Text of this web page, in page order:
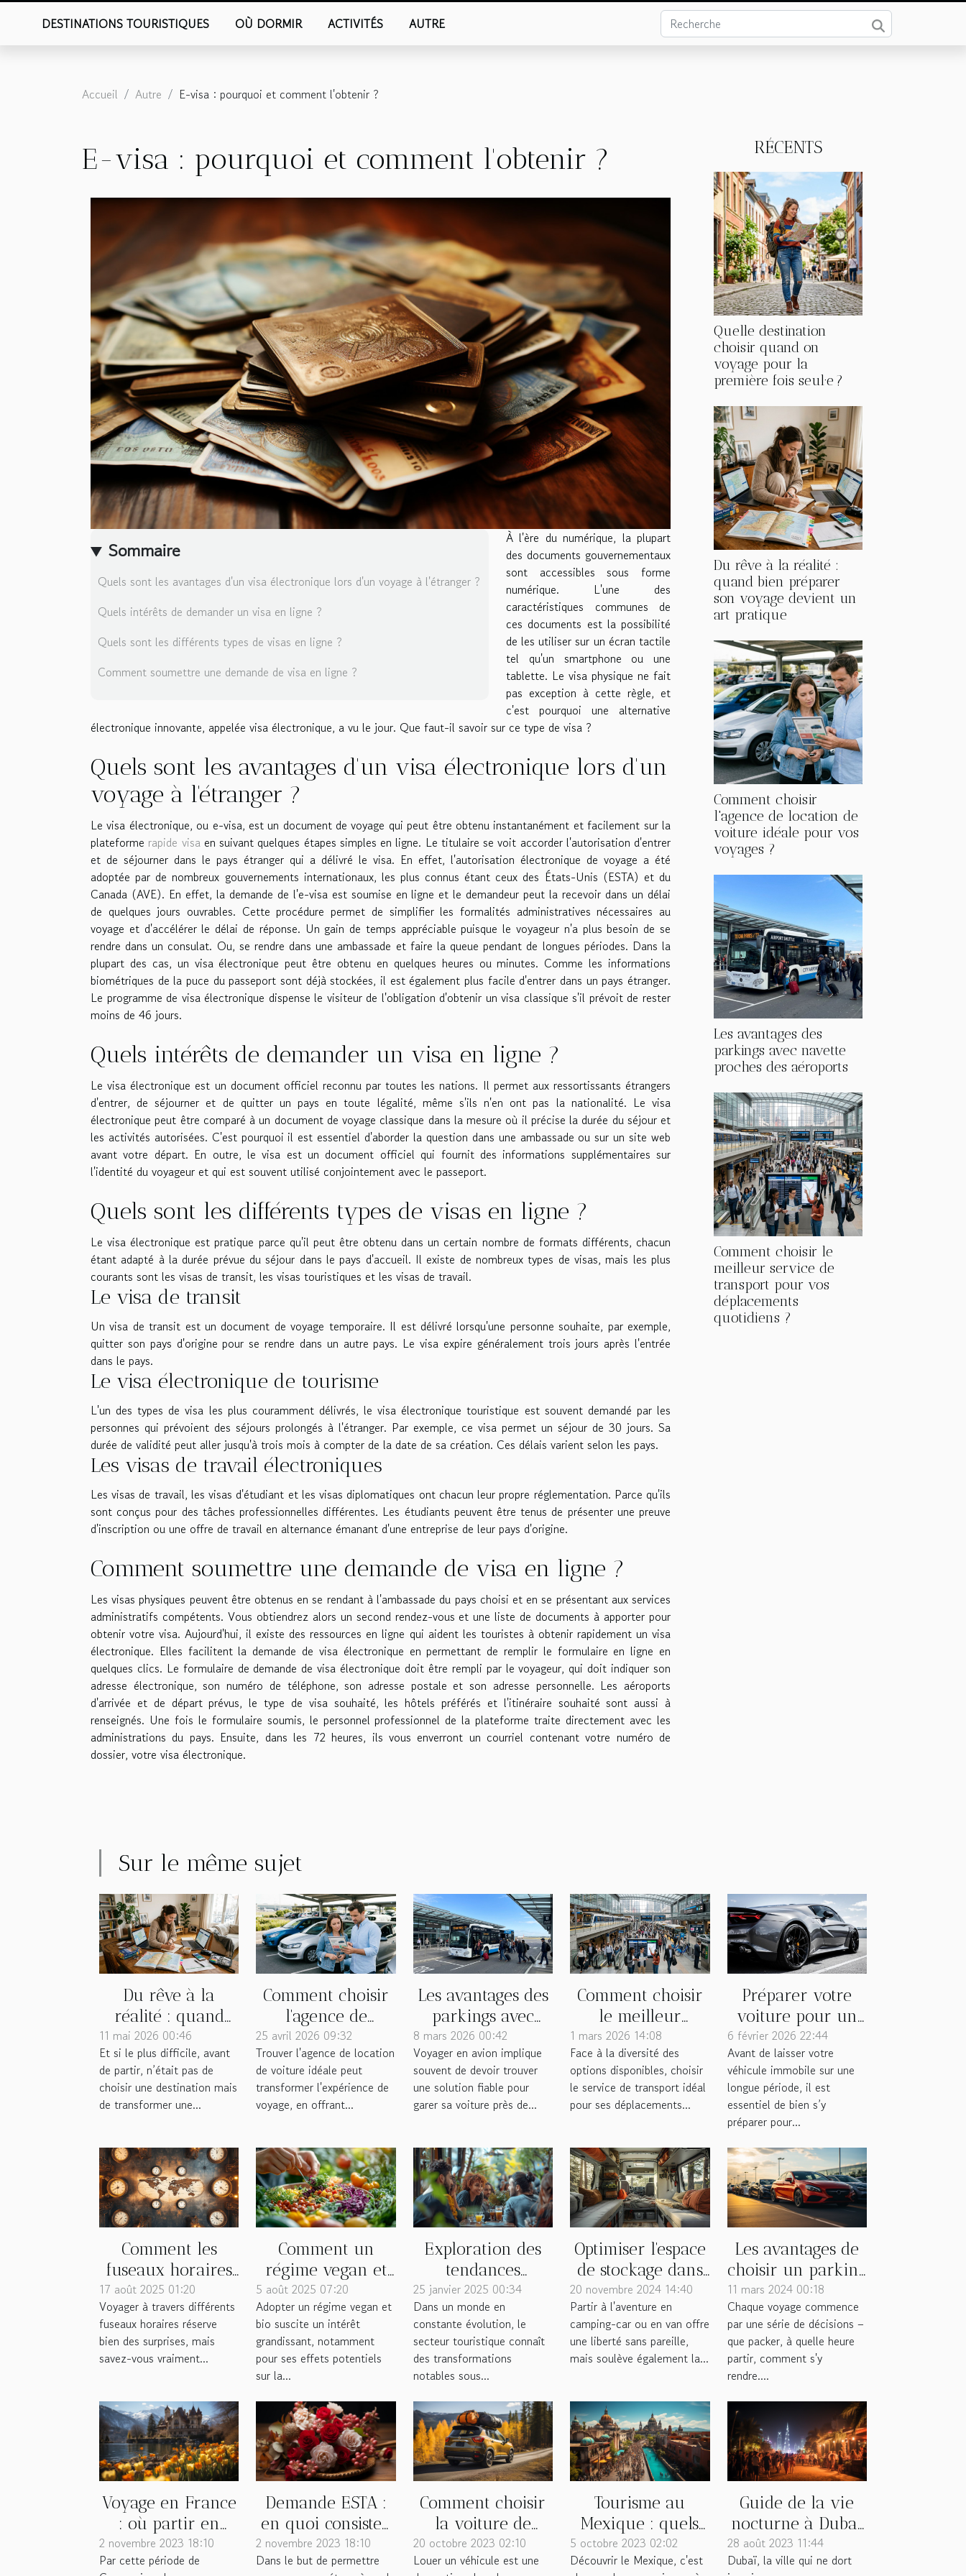
DESTINATIONS TOURISTIQUES OÙ DORMIR ACTIVITÉS AUTRE
Accueil Autre E-visa : pourquoi et comment l'obtenir ?
E-visa : pourquoi et comment l'obtenir ?
Sommaire
Quels sont les avantages d'un visa électronique lors d'un voyage à l'étranger ?
Quels intérêts de demander un visa en ligne ?
Quels sont les différents types de visas en ligne ?
Comment soumettre une demande de visa en ligne ?
À l'ère du numérique, la plupart
des documents gouvernementaux
sont accessibles sous forme
numérique. L'une des
caractéristiques communes de
ces documents est la possibilité
de les utiliser sur un écran tactile
tel qu'un smartphone ou une
tablette. Le visa physique ne fait
pas exception à cette règle, et
c'est pourquoi une alternative
électronique innovante, appelée visa électronique, a vu le jour. Que faut-il savoir sur ce type de visa ?
Quels sont les avantages d'un visa électronique lors d'un
voyage à l'étranger ?
Le visa électronique, ou e-visa, est un document de voyage qui peut être obtenu instantanément et facilement sur la
plateforme rapide visaen suivant quelques étapes simples en ligne. Le titulaire se voit accorder l'autorisation d'entrer
et de séjourner dans le pays étranger qui a délivré le visa. En effet, l'autorisation électronique de voyage a été
adoptée par de nombreux gouvernements internationaux, les plus connus étant ceux des États-Unis (ESTA) et du
Canada (AVE). En effet, la demande de l'e-visa est soumise en ligne et le demandeur peut la recevoir dans un délai
de quelques jours ouvrables. Cette procédure permet de simplifier les formalités administratives nécessaires au
voyage et d'accélérer le délai de réponse. Un gain de temps appréciable puisque le voyageur n'a plus besoin de se
rendre dans un consulat. Ou, se rendre dans une ambassade et faire la queue pendant de longues périodes. Dans la
plupart des cas, un visa électronique peut être obtenu en quelques heures ou minutes. Comme les informations
biométriques de la puce du passeport sont déjà stockées, il est également plus facile d'entrer dans un pays étranger.
Le programme de visa électronique dispense le visiteur de l'obligation d'obtenir un visa classique s'il prévoit de rester
moins de 46 jours.
Quels intérêts de demander un visa en ligne ?
Le visa électronique est un document officiel reconnu par toutes les nations. Il permet aux ressortissants étrangers
d'entrer, de séjourner et de quitter un pays en toute légalité, même s'ils n'en ont pas la nationalité. Le visa
électronique peut être comparé à un document de voyage classique dans la mesure où il précise la durée du séjour et
les activités autorisées. C'est pourquoi il est essentiel d'aborder la question dans une ambassade ou sur un site web
avant votre départ. En outre, le visa est un document officiel qui fournit des informations supplémentaires sur
l'identité du voyageur et qui est souvent utilisé conjointement avec le passeport.
Quels sont les différents types de visas en ligne ?
Le visa électronique est pratique parce qu'il peut être obtenu dans un certain nombre de formats différents, chacun
étant adapté à la durée prévue du séjour dans le pays d'accueil. Il existe de nombreux types de visas, mais les plus
courants sont les visas de transit, les visas touristiques et les visas de travail.
Le visa de transit
Un visa de transit est un document de voyage temporaire. Il est délivré lorsqu'une personne souhaite, par exemple,
quitter son pays d'origine pour se rendre dans un autre pays. Le visa expire généralement trois jours après l'entrée
dans le pays.
Le visa électronique de tourisme
L'un des types de visa les plus couramment délivrés, le visa électronique touristique est souvent demandé par les
personnes qui prévoient des séjours prolongés à l'étranger. Par exemple, ce visa permet un séjour de 30 jours. Sa
durée de validité peut aller jusqu'à trois mois à compter de la date de sa création. Ces délais varient selon les pays.
Les visas de travail électroniques
Les visas de travail, les visas d'étudiant et les visas diplomatiques ont chacun leur propre réglementation. Parce qu'ils
sont conçus pour des tâches professionnelles différentes. Les étudiants peuvent être tenus de présenter une preuve
d'inscription ou une offre de travail en alternance émanant d'une entreprise de leur pays d'origine.
Comment soumettre une demande de visa en ligne ?
Les visas physiques peuvent être obtenus en se rendant à l'ambassade du pays choisi et en se présentant aux services
administratifs compétents. Vous obtiendrez alors un second rendez-vous et une liste de documents à apporter pour
obtenir votre visa. Aujourd'hui, il existe des ressources en ligne qui aident les touristes à obtenir rapidement un visa
électronique. Elles facilitent la demande de visa électronique en permettant de remplir le formulaire en ligne en
quelques clics. Le formulaire de demande de visa électronique doit être rempli par le voyageur, qui doit indiquer son
adresse électronique, son numéro de téléphone, son adresse postale et son adresse personnelle. Les aéroports
d'arrivée et de départ prévus, le type de visa souhaité, les hôtels préférés et l'itinéraire souhaité sont aussi à
renseignés. Une fois le formulaire soumis, le personnel professionnel de la plateforme traite directement avec les
administrations du pays. Ensuite, dans les 72 heures, ils vous enverront un courriel contenant votre numéro de
dossier, votre visa électronique.
RÉCENTS
Quelle destination
choisir quand on
voyage pour la
première fois seul·e ?
Du rêve à la réalité :
quand bien préparer
son voyage devient un
art pratique
Comment choisir
l'agence de location de
voiture idéale pour vos
voyages ?
Les avantages des
parkings avec navette
proches des aéroports
Comment choisir le
meilleur service de
transport pour vos
déplacements
quotidiens ?
Sur le même sujet
Du rêve à la
réalité : quand
bien préparer son
voyage devient
un art pratique
11 mai 2026 00:46
Et si le plus difficile, avant
de partir, n’était pas de
choisir une destination mais
de transformer une...
Comment choisir
l'agence de
location de
voiture idéale
pour vos voyages
?
25 avril 2026 09:32
Trouver l'agence de location
de voiture idéale peut
transformer l'expérience de
voyage, en offrant...
Les avantages des
parkings avec
navette proches
des aéroports
8 mars 2026 00:42
Voyager en avion implique
souvent de devoir trouver
une solution fiable pour
garer sa voiture près de...
Comment choisir
le meilleur
service de
transport pour
vos déplacements
quotidiens ?
1 mars 2026 14:08
Face à la diversité des
options disponibles, choisir
le service de transport idéal
pour ses déplacements...
Préparer votre
voiture pour un
stationnement
longue durée
6 février 2026 22:44
Avant de laisser votre
véhicule immobile sur une
longue période, il est
essentiel de bien s’y
préparer pour...
Comment les
fuseaux horaires
influencent-ils
votre expérience
de voyage ?
17 août 2025 01:20
Voyager à travers différents
fuseaux horaires réserve
bien des surprises, mais
savez-vous vraiment...
Comment un
régime vegan et
bio influence-t-il
votre santé ?
5 août 2025 07:20
Adopter un régime vegan et
bio suscite un intérêt
grandissant, notamment
pour ses effets potentiels
sur la...
Exploration des
tendances
économiques
actuelles dans le
secteur
touristique
25 janvier 2025 00:34
Dans un monde en
constante évolution, le
secteur touristique connaît
des transformations
notables sous...
Optimiser l'espace
de stockage dans
votre camping-
car ou van
20 novembre 2024 14:40
Partir à l'aventure en
camping-car ou en van offre
une liberté sans pareille,
mais soulève également la...
Les avantages de
choisir un parking
à bas coût près de
l'aéroport pour les
voyageurs
fréquents
11 mars 2024 00:18
Chaque voyage commence
par une série de décisions –
que packer, à quelle heure
partir, comment s'y
rendre....
Voyage en France
: où partir en
février ?
2 novembre 2023 18:10
Par cette période de
Demande ESTA :
en quoi consiste-
t-elle ?
2 novembre 2023 18:10
Dans le but de permettre
Comment choisir
la voiture de
location parfaite
pour votre
20 octobre 2023 02:10
Louer un véhicule est une
Tourisme au
Mexique : quels
sont les endroits
incontournables à
5 octobre 2023 02:02
Découvrir le Mexique, c'est
Guide de la vie
nocturne à Dubaï
: les meilleurs
endroits où sortir
28 août 2023 11:44
Dubaï, la ville qui ne dort